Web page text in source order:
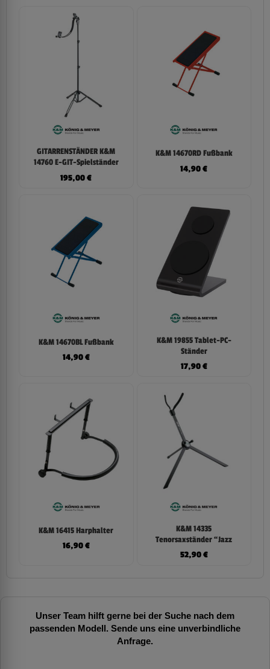
GITARRENSTÄNDER K&M
14760 E-GIT-Spielständer
195,00€
K&M 14670RD Fußbank
14,90€
K&M 14670BL Fußbank
14,90€
K&M 19855 Tablet-PC-
Ständer
17,90€
K&M 16415 Harphalter
16,90€
K&M 14335
Tenorsaxständer “Jazz
52,90€
Unser Team hilft gerne bei der Suche nach dem
passenden Modell. Sende uns eine unverbindliche
Anfrage.